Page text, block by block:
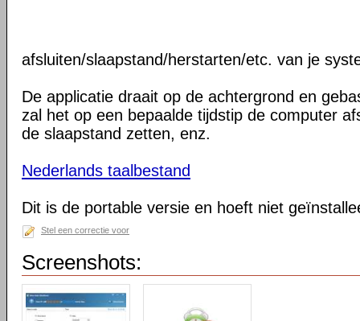
afsluiten/slaapstand/herstarten/etc. van je
De applicatie draait op de achtergrond en
zal het op een bepaalde tijdstip de computer
de slaapstand zetten, enz.
Nederlands taalbestand
Dit is de portable versie en hoeft niet
Stel een correctie voor
Screenshots: